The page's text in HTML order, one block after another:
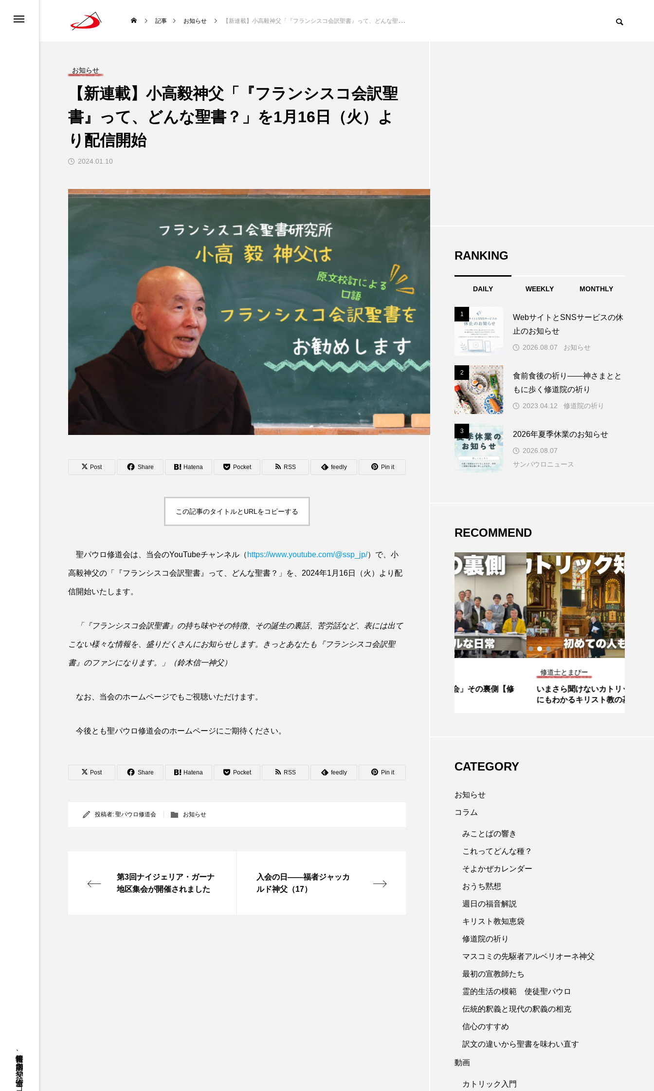
記事 お知らせ 【新連載】小高毅神父「『フランシスコ会訳聖書』って、どんな聖書？」を1月16日（火）より配信開始
お知らせ
【新連載】小高毅神父「『フランシスコ会訳聖
書』って、どんな聖書？」を1月16日（火）よ
り配信開始
2024.01.10
Post Share Hatena Pocket RSS feedly Pin it
この記事のタイトルとURLをコピーする
聖パウロ修道会は、当会のYouTubeチャンネル（ https://www.youtube.com/@ssp_jp/）で、小
高毅神父の「『フランシスコ会訳聖書』って、どんな聖書？」を、2024年1月16日（火）より配
信開始いたします。
「『フランシスコ会訳聖書』の持ち味やその特徴、その誕生の裏話、苦労話など、表には出て
こない様々な情報を、盛りだくさんにお知らせします。きっとあなたも『フランシスコ会訳聖
書』のファンになります。」（鈴木信一神父）
なお、当会のホームページでもご視聴いただけます。
今後とも聖パウロ修道会のホームページにご期待ください。
Post Share Hatena Pocket RSS feedly Pin it
投稿者: 聖パウロ修道会 お知らせ
第3回ナイジェリア・ガーナ
地区集会が開催されました
入会の日――福者ジャッカ
ルド神父（17）
RANKING
DAILY WEEKLY MONTHLY
1
WebサイトとSNSサービスの休
止のお知らせ
2026.08.07 お知らせ
2
食前食後の祈り――神さまとと
もに歩く修道院の祈り
2023.04.12 修道院の祈り
3 2026年夏季休業のお知らせ
2026.08.07
サンパウロニュース
RECOMMEND
ルコ10・17〜 30）
いまさら聞けないカトリックとは？初心者
にもわかるキリスト教の基本と魅力をやさ
CATEGORY
お知らせ
コラム
みことばの響き
これってどんな種？
そよかぜカレンダー
おうち黙想
週日の福音解説
キリスト教知恵袋
修道院の祈り
マスコミの先駆者アルベリオーネ神父
最初の宣教師たち
霊的生活の模範 使徒聖パウロ
伝統的釈義と現代の釈義の相克
信心のすすめ
訳文の違いから聖書を味わい直す
動画
カトリック入門